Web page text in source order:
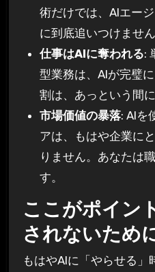
術だけでは、AIエー
に到底追いつけません
仕事はAIに奪われる:
型業務は、AIが完璧
割は、あっという間
市場価値の暴落: AIを
アは、もはや企業に
りません。あなたは
す。
ここがポイン
されないため
もはやAIに「やらせる」